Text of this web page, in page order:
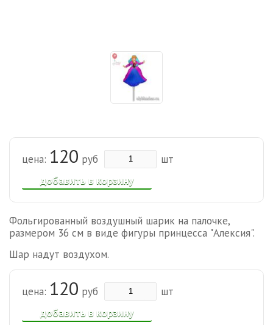
добавить в корзину
цена: 120 руб шт
Фольгированный воздушный шарик на палочке,
размером 36 см в виде фигуры принцесса "Алексия".
Шар надут воздухом.
добавить в корзину
цена: 120 руб шт